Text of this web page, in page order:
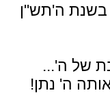
ה'תש"ן
של ה'...
ה' נתן!